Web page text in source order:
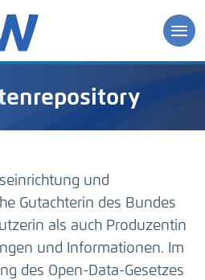
und
Gutachterin des Bundes
als auch Produzentin
und Informationen. Im
des Open-Data-Gesetzes